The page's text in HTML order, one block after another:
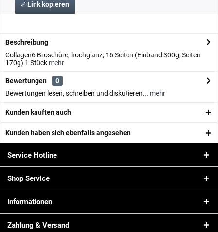
Link kopieren
Beschreibung
Collagen6 Broschüre, hochglanz, 16 Seiten (Einband 300g, Seiten
170g) 1 Stück mehr
Bewertungen
0
Bewertungen lesen, schreiben und diskutieren... mehr
Kunden kauften auch
Kunden haben sich ebenfalls angesehen
Service Hotline
Shop Service
Informationen
Zahlung & Versand